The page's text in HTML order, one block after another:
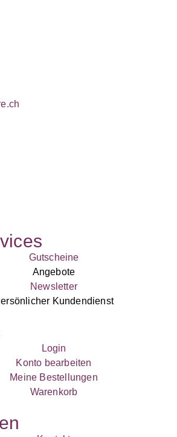
Gutscheine
Angebote
Newsletter
Kundendienst
Login
Konto bearbeiten
Meine Bestellungen
Warenkorb